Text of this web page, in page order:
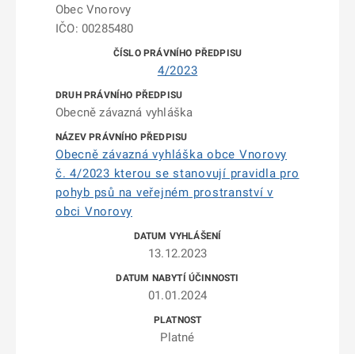
Obec Vnorovy
IČO: 00285480
4/2023
Obecně závazná vyhláška
Obecně závazná vyhláška obce Vnorovy
č. 4/2023 kterou se stanovují pravidla pro
pohyb psů na veřejném prostranství v
obci Vnorovy
13.12.2023
01.01.2024
Platné